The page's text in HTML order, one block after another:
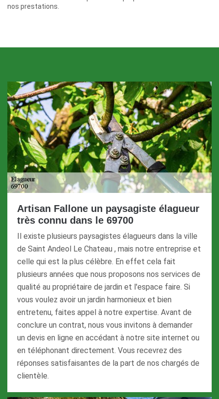
nos prestations.
Artisan Fallone un paysagiste élagueur
très connu dans le 69700
Il existe plusieurs paysagistes élagueurs dans la ville
de Saint Andeol Le Chateau , mais notre entreprise et
celle qui est la plus célèbre. En effet cela fait
plusieurs années que nous proposons nos services de
qualité au propriétaire de jardin et l'espace faire. Si
vous voulez avoir un jardin harmonieux et bien
entretenu, faites appel à notre expertise. Avant de
conclure un contrat, nous vous invitons à demander
un devis en ligne en accédant à notre site internet ou
en téléphonant directement. Vous recevrez des
réponses satisfaisantes de la part de nos chargés de
clientèle.